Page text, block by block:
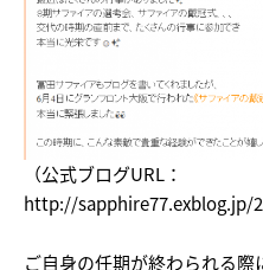
（公式ブログURL：
http://sapphire77.exblog.jp/
ご自身の任期が終わられる際